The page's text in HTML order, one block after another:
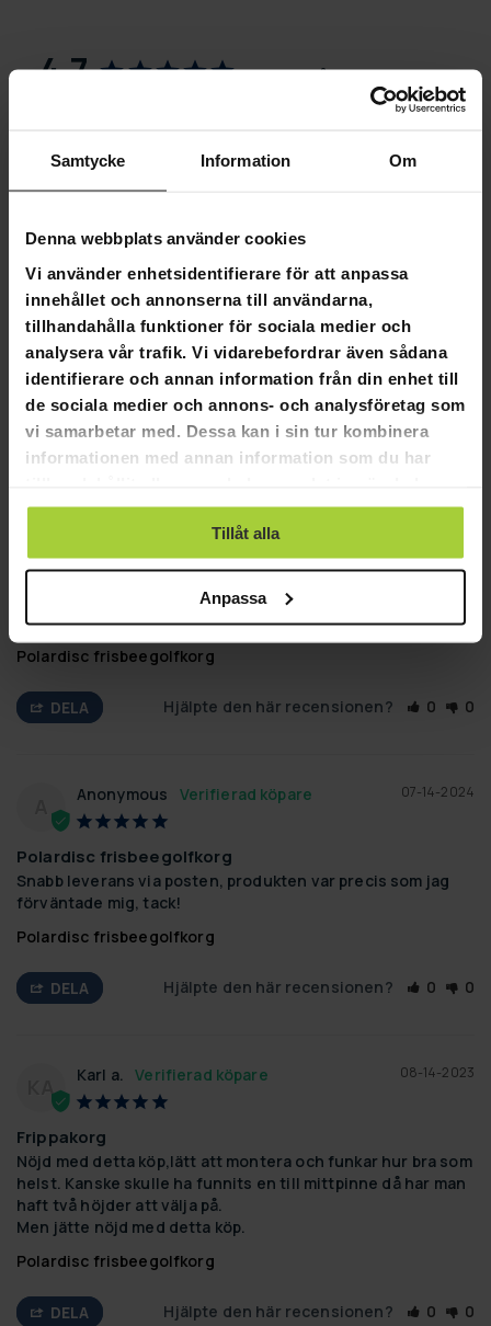
Samtycke Information Om
Denna webbplats använder cookies
Vi använder enhetsidentifierare för att anpassa
innehållet och annonserna till användarna,
tillhandahålla funktioner för sociala medier och
analysera vår trafik. Vi vidarebefordrar även sådana
identifierare och annan information från din enhet till
de sociala medier och annons- och analysföretag som
vi samarbetar med. Dessa kan i sin tur kombinera
informationen med annan information som du har
använt deras tjänster.
Tillåt alla
Anpassa
4,7 Baserat på 72 recensioner
SKRIV EN RECENSION
STÄLL EN FRÅGA
Recensioner Frågor
Portabel discgolfkorg
Lite ranglig, men funkar fint. Bra pris dessutom.
Polardisc frisbeegolfkorg
DELA Hjälpte den här recensionen? 0 0
07-14-2024
Anonymous
Polardisc frisbeegolfkorg
Snabb leverans via posten, produkten var precis som jag
förväntade mig, tack!
Polardisc frisbeegolfkorg
DELA Hjälpte den här recensionen? 0 0
KA
08-14-2023
Karl a.
Frippakorg
Nöjd med detta köp,lätt att montera och funkar hur bra som
helst. Kanske skulle ha funnits en till mittpinne då har man
haft två höjder att välja på.
Men jätte nöjd med detta köp.
Polardisc frisbeegolfkorg
DELA Hjälpte den här recensionen? 0 0